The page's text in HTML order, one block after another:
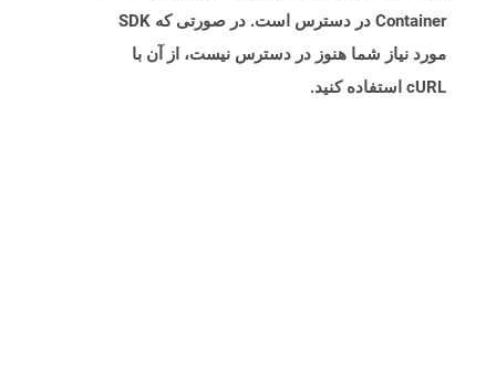
Container در دسترس است. در صورتی که SDK
مورد نیاز شما هنوز در دسترس نیست، از آن با
cURL استفاده کنید.